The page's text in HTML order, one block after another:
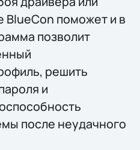
поможет и в
позволит
решить
и
после неудачного